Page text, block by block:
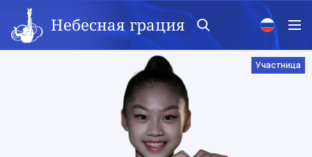
Небесная грация
Участница